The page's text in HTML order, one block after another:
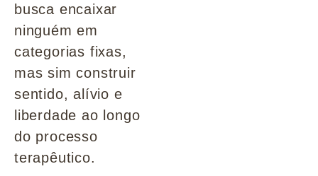
busca encaixar
ninguém em
categorias fixas,
mas sim construir
sentido, alívio e
liberdade ao longo
do processo
terapêutico.